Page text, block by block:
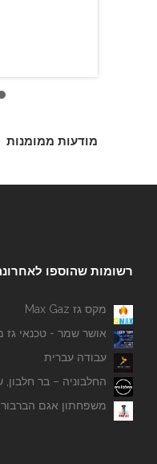
מודעות ממומנות
רשומות שהוספו
מקס גז Max Gaz
אושר שמר - טכנאי גז
עבודה עברית
החלבוניה – בר חלבון,
משפחתון אגם